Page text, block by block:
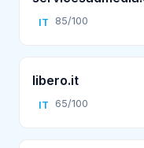
IT 85/100
libero.it
IT 65/100